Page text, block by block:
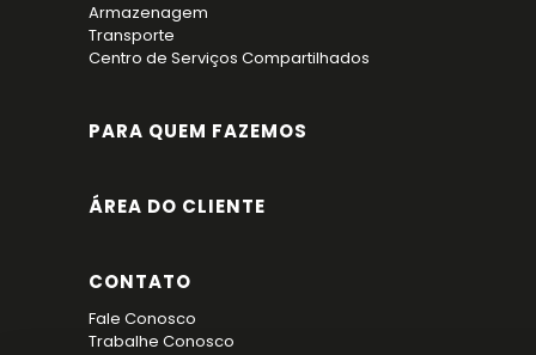
Armazenagem
Transporte
Centro de Serviços Compartilhados
PARA QUEM FAZEMOS
ÁREA DO CLIENTE
CONTATO
Fale Conosco
Trabalhe Conosco